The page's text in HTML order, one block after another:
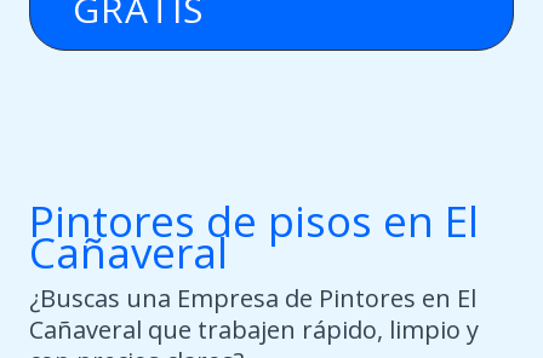
Pintores de pisos en El
Cañaveral
¿Buscas una Empresa de Pintores en El
Cañaveral que trabajen rápido, limpio y